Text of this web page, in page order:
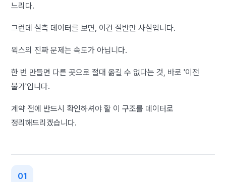
느리다.
그런데 실측 데이터를 보면, 이건 절반만 사실입니다.
윅스의 진짜 문제는 속도가 아닙니다.
한 번 만들면 다른 곳으로 절대 옮길 수 없다는 것, 바로 '이전
불가'입니다.
계약 전에 반드시 확인하셔야 할 이 구조를 데이터로
정리해드리겠습니다.